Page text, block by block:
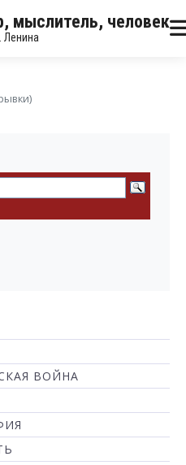
мыслитель, человек
Ленина
ВОЙНА